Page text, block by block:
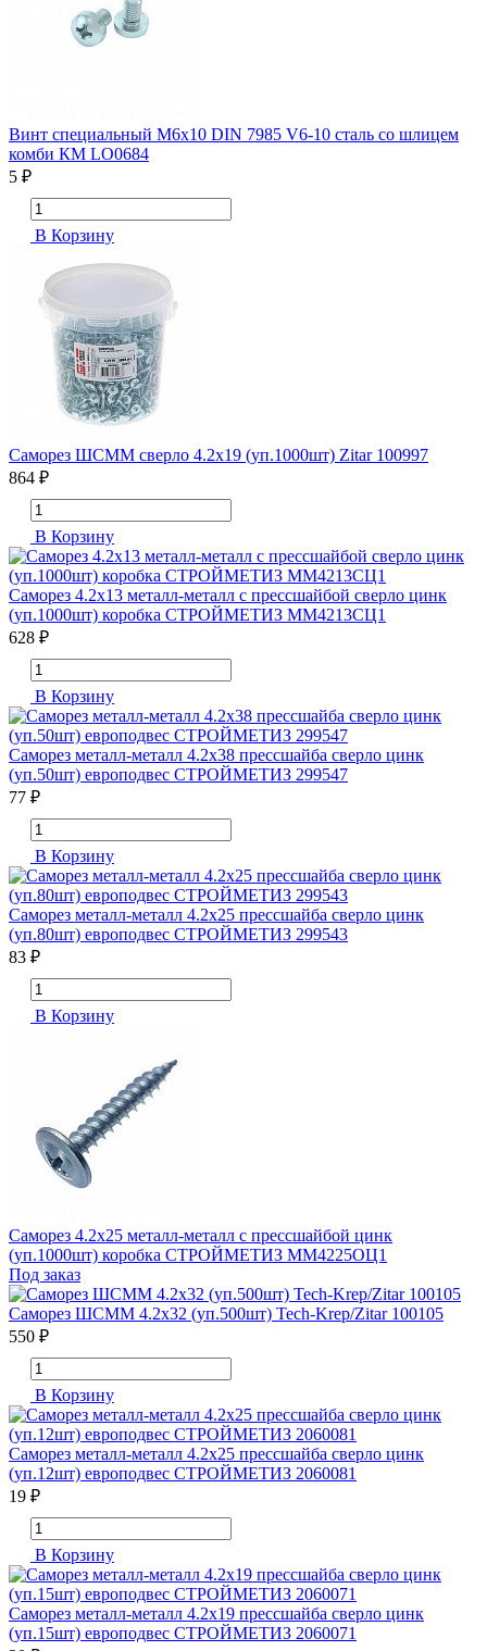
Винт специальный М6х10 DIN 7985 V6-10 сталь со шлицем
комби КМ LO0684
5 ₽
В Корзину
Саморез ШСММ сверло 4.2х19 (уп.1000шт) Zitar 100997
864 ₽
В Корзину
Саморез 4.2х13 металл-металл с прессшайбой сверло цинк
(уп.1000шт) коробка СТРОЙМЕТИЗ ММ4213СЦ1
628 ₽
В Корзину
Саморез металл-металл 4.2х38 прессшайба сверло цинк
(уп.50шт) европодвес СТРОЙМЕТИЗ 299547
77 ₽
В Корзину
Саморез металл-металл 4.2х25 прессшайба сверло цинк
(уп.80шт) европодвес СТРОЙМЕТИЗ 299543
83 ₽
В Корзину
Саморез 4.2х25 металл-металл с прессшайбой цинк
(уп.1000шт) коробка СТРОЙМЕТИЗ ММ4225ОЦ1
Под заказ
Саморез ШСММ 4.2х32 (уп.500шт) Tech-Krep/Zitar 100105
550 ₽
В Корзину
Саморез металл-металл 4.2х25 прессшайба сверло цинк
(уп.12шт) европодвес СТРОЙМЕТИЗ 2060081
19 ₽
В Корзину
Саморез металл-металл 4.2х19 прессшайба сверло цинк
(уп.15шт) европодвес СТРОЙМЕТИЗ 2060071